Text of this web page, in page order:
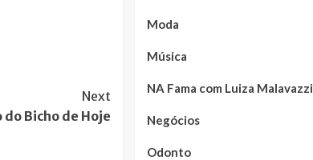
Next
Bicho de Hoje
Moda
Música
NA Fama com Luiza Malavazzi
Negócios
Odonto